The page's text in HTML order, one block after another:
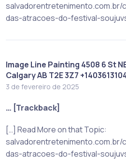
das-atracoes-do-festival-
Image Line Painting 4508 6 St
Calgary AB T2E 3Z7
3 de fevereiro de 2025
… [Trackback]
[…] Read More on that Topic:
das-atracoes-do-festival-